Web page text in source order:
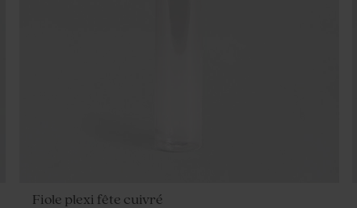
Fiole plexi fête cuivré